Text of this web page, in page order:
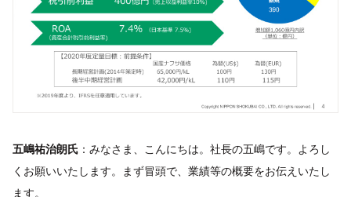
五嶋祐治朗氏 ：みなさま、こんにちは。社長の五嶋です。よろし
くお願いいたします。まず冒頭で、業績等の概要をお伝えいたし
ます。